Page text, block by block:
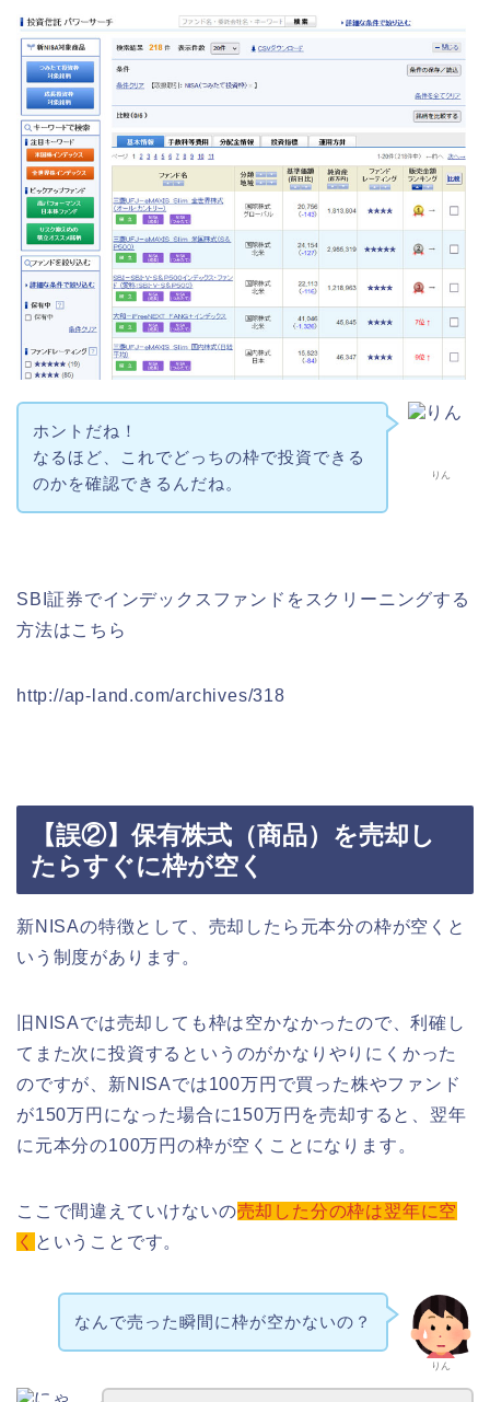
りん
ホントだね！
なるほど、これでどっちの枠で投資できる
のかを確認できるんだね。
SBI証券でインデックスファンドをスクリーニングする
方法はこちら
http://ap-land.com/archives/318
【誤②】保有株式（商品）を売却し
たらすぐに枠が空く
新NISAの特徴として、売却したら元本分の枠が空くと
いう制度があります。
旧NISAでは売却しても枠は空かなかったので、利確し
てまた次に投資するというのがかなりやりにくかった
のですが、新NISAでは100万円で買った株やファンド
が150万円になった場合に150万円を売却すると、翌年
に元本分の100万円の枠が空くことになります。
ここで間違えていけないの売却した分の枠は翌年に空
く ということです。
りん
なんで売った瞬間に枠が空かないの？